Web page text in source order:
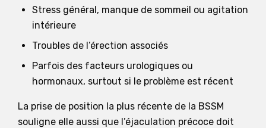
Stress général, manque de sommeil ou agitation
intérieure
Troubles de l’érection associés
Parfois des facteurs urologiques ou
hormonaux, surtout si le problème est récent
La prise de position la plus récente de la BSSM
souligne elle aussi que l’éjaculation précoce doit